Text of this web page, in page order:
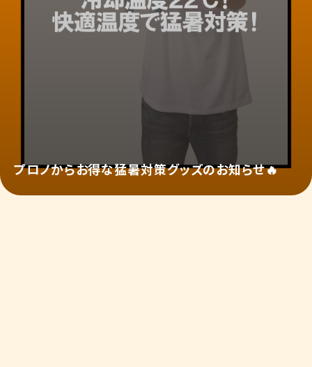
プロノからお得な猛暑対策グッズのお知らせ🔥